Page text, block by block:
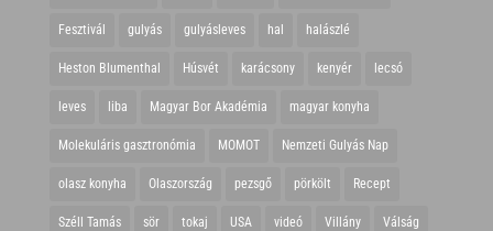
Fesztivál gulyás gulyásleves hal halászlé
Heston Blumenthal Húsvét karácsony kenyér lecsó
leves liba Magyar Bor Akadémia magyar konyha
Molekuláris gasztronómia MOMOT Nemzeti Gulyás Nap
olasz konyha Olaszország pezsgő pörkölt Recept
Széll Tamás sör tokaj USA videó Villány Válság